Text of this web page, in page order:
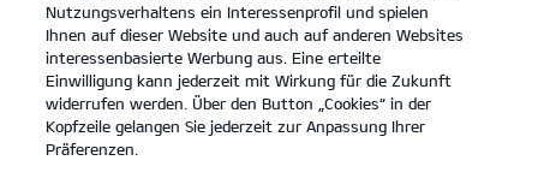
Nutzungsverhaltens ein Interessenprofil und spielen
Ihnen auf dieser Website und auch auf anderen Websites
interessenbasierte Werbung aus. Eine erteilte
Einwilligung kann jederzeit mit Wirkung für die Zukunft
widerrufen werden. Über den Button „Cookies“ in der
Kopfzeile gelangen Sie jederzeit zur Anpassung Ihrer
Präferenzen.